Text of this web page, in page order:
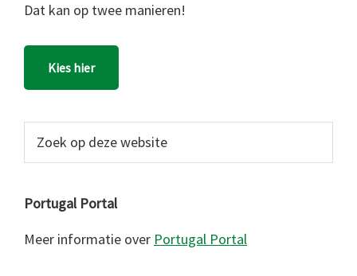
Dat kan op twee manieren!
Kies hier
website
Portugal Portal
Meer informatie over Portugal Portal